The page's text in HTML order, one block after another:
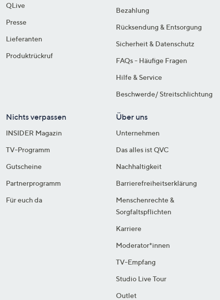
QLive
Presse
Lieferanten
Produktrückruf
Bezahlung
Rücksendung & Entsorgung
Sicherheit & Datenschutz
FAQs - Häufige Fragen
Hilfe & Service
Beschwerde/ Streitschlichtung
Nichts verpassen
INSIDER Magazin
TV-Programm
Gutscheine
Partnerprogramm
Für euch da
Über uns
Unternehmen
Das alles ist QVC
Nachhaltigkeit
Barrierefreiheitserklärung
Menschenrechte &
Sorgfaltspflichten
Karriere
Moderator*innen
TV-Empfang
Studio Live Tour
Outlet